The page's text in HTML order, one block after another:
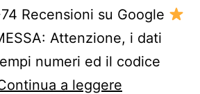
Recensioni su Google
Attenzione, i dati
numeri ed il codice
a leggere